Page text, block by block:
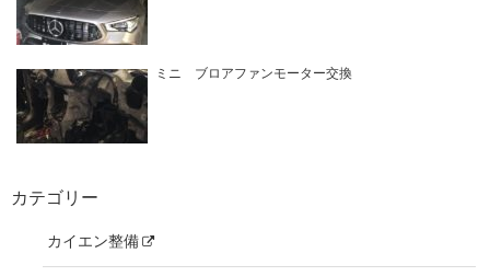
ミニ ブロアファンモーター交換
カテゴリー
カイエン整備